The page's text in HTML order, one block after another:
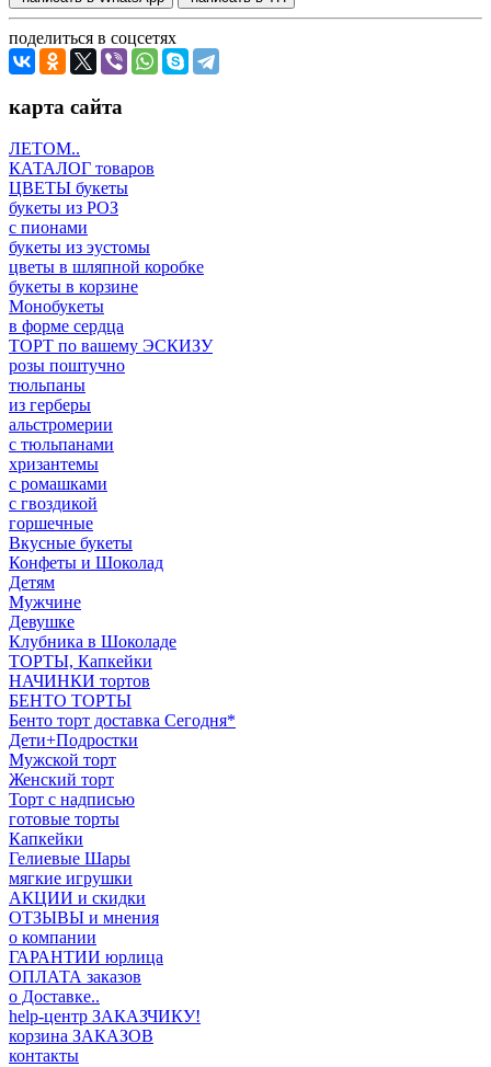
поделиться в соцсетях
карта сайта
ЛЕТОМ..
КАТАЛОГ товаров
ЦВЕТЫ букеты
букеты из РОЗ
с пионами
букеты из эустомы
цветы в шляпной коробке
букеты в корзине
Монобукеты
в форме сердца
ТОРТ по вашему ЭСКИЗУ
розы поштучно
тюльпаны
из герберы
альстромерии
с тюльпанами
хризантемы
с ромашками
с гвоздикой
горшечные
Вкусные букеты
Конфеты и Шоколад
Детям
Мужчине
Девушке
Клубника в Шоколаде
ТОРТЫ, Капкейки
НАЧИНКИ тортов
БЕНТО ТОРТЫ
Бенто торт доставка Сегодня*
Дети+Подростки
Мужской торт
Женский торт
Торт с надписью
готовые торты
Капкейки
Гелиевые Шары
мягкие игрушки
АКЦИИ и скидки
ОТЗЫВЫ и мнения
о компании
ГАРАНТИИ юрлица
ОПЛАТА заказов
о Доставке..
help-центр ЗАКАЗЧИКУ!
корзина ЗАКАЗОВ
контакты